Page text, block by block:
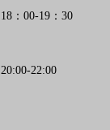
18：00-19：30
20:00-22:00